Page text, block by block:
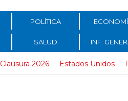
POLÍTICA
SALUD INF.
Clausura 2026 Estados Unidos